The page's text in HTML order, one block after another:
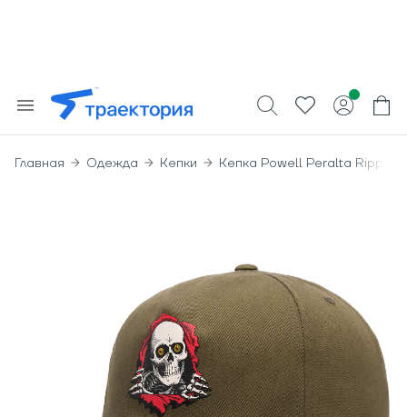
Главная Одежда Кепки Кепка Powell Peralta Ripper